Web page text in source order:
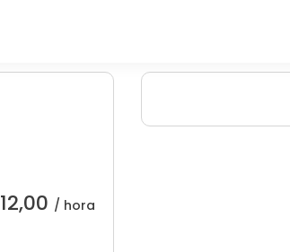
12,00 / hora